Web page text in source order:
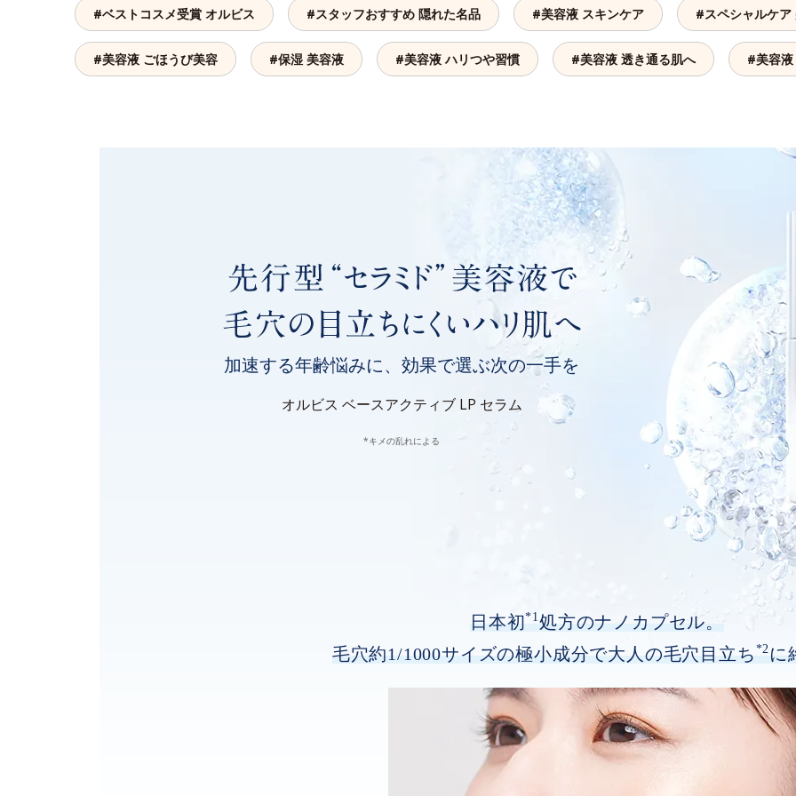
#ベストコスメ受賞 オルビス #スタッフおすすめ 隠れた名品 #美容液 スキンケア #スペシャルケア
#美容液 ごほうび美容 #保湿 美容液 #美容液 ハリつや習慣 #美容液 透き通る肌へ #美容
加速する年齢悩みに、 効果で選ぶ次の一手を
オルビス ベースアクティブ LP セラム
*キメの乱れによる
日本初*1処方のナノカプセル。
毛穴約1/1000サイズの極小成分で大人の毛穴目立ち*2に